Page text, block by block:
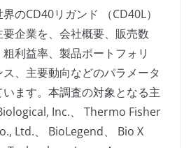
のCD40リガンド （CD40L）
企業を、会社概要、販売数
利益率、製品ポートフォリ
、主要動向などのパラメータ
ます。本調査の対象となる主
Inc.、 Thermo Fisher
Ltd.、 BioLegend、 Bio X